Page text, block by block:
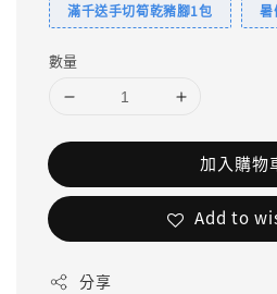
滿千送手切筍乾豬腳1包 暑
數量
加入購物
Add to
分享